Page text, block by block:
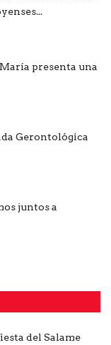
presenta una
Gerontológica
juntos a
del Salame